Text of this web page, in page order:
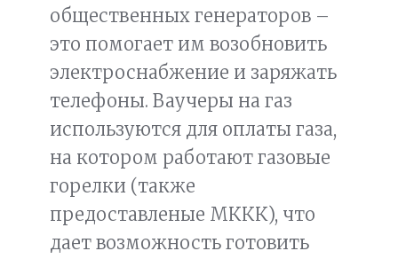
общественных генераторов –
это помогает им возобновить
электроснабжение и заряжать
телефоны. Ваучеры на газ
используются для оплаты газа,
на котором работают газовые
горелки (также
предоставленые МККК), что
дает возможность готовить